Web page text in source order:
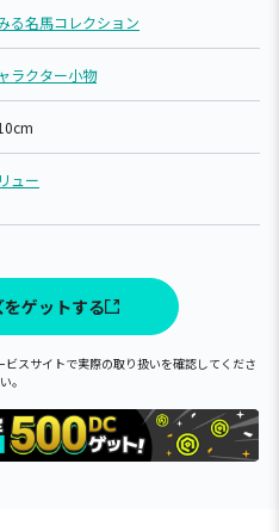
る名馬コレクション
ラクター小物
ュー
ゲットする
スサイトで実際の取り扱いを確認してくださ
い。